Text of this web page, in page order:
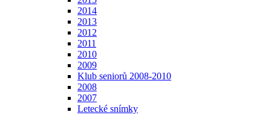
2014
2013
2012
2011
2010
2009
Klub seniorů 2008-2010
2008
2007
Letecké snímky